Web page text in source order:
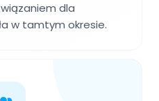
dla
w tamtym okresie.